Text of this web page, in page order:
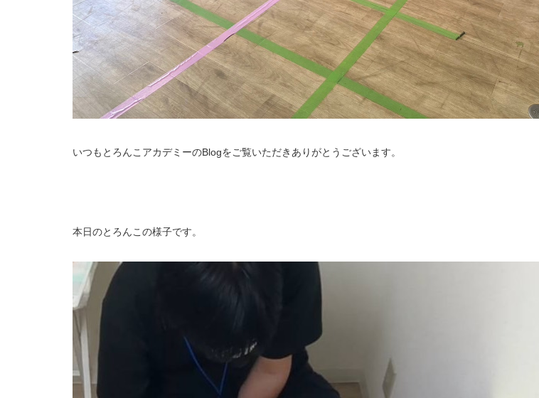
いつもとろんこアカデミーのBlogをご覧いただきありがとうございます。
本日のとろんこの様子です。